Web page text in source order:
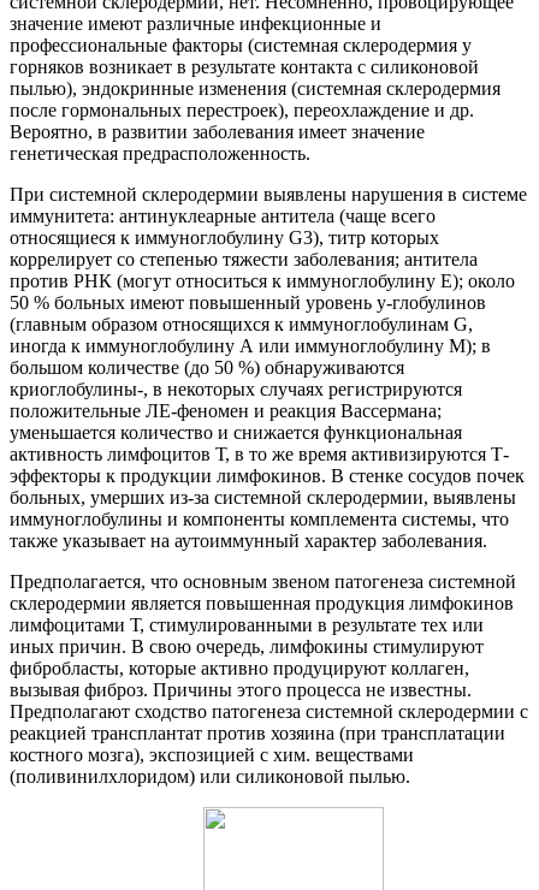
значение имеют различные инфекционные и
профессиональные факторы (системная склеродермия у
горняков возникает в результате контакта с силиконовой
пылью), эндокринные изменения (системная склеродермия
после гормональных перестроек), переохлаждение и др.
Вероятно, в развитии заболевания имеет значение
генетическая предрасположенность.
При системной склеродермии выявлены нарушения в системе
иммунитета: антинуклеарные антитела (чаще всего
относящиеся к иммуноглобулину G3), титр которых
коррелирует со степенью тяжести заболевания; антитела
против РНК (могут относиться к иммуноглобулину Е); около
50 % больных имеют повышенный уровень у-глобулинов
(главным образом относящихся к иммуноглобулинам G,
иногда к иммуноглобулину А или иммуноглобулину М); в
большом количестве (до 50 %) обнаруживаются
криоглобулины-, в некоторых случаях регистрируются
положительные ЛЕ-феномен и реакция Вассермана;
уменьшается количество и снижается функциональная
активность лимфоцитов Т, в то же время активизируются Т-
эффекторы к продукции лимфокинов. В стенке сосудов почек
больных, умерших из-за системной склеродермии, выявлены
иммуноглобулины и компоненты комплемента системы, что
также указывает на аутоиммунный характер заболевания.
Предполагается, что основным звеном патогенеза системной
склеродермии является повышенная продукция лимфокинов
лимфоцитами Т, стимулированными в результате тех или
иных причин. В свою очередь, лимфокины стимулируют
фибробласты, которые активно продуцируют коллаген,
вызывая фиброз. Причины этого процесса не известны.
Предполагают сходство патогенеза системной склеродермии с
реакцией трансплантат против хозяина (при трансплатации
костного мозга), экспозицией с хим. веществами
(поливинилхлоридом) или силиконовой пылью.